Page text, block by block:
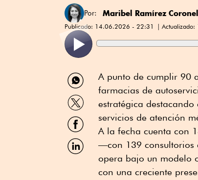
Por: Maribel Ramírez Coronel
Publicado: 14.06.2026 - 22:31 Actualizado:
Compartir
por
WhatsApp
Compartir
por
Twitter
Compartir
por
Facebook
Compartir
por
A punto de cumplir 90
farmacias de
estratégica
servicios de atención
A la fecha cuenta con
—con 139 consultorios
opera bajo un modelo
con una creciente